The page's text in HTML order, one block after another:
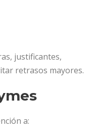
justificantes,
retrasos mayores.
a: